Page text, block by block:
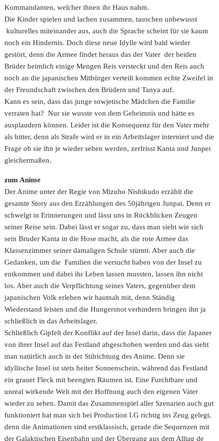
Kommandanten, welcher ihnen ihr Haus nahm.
Die Kinder spielen und lachen zusammen, tauschen unbewusst
kulturelles miteinander aus, auch die Sprache scheint für sie kaum
noch ein Hindernis. Doch diese neue Idylle wird bald wieder
gestört, denn die Armee findet heraus das der Vater der beiden
Brüder heimlich einige Mengen Reis versteckt und den Reis auch
noch an die japanischen Mitbürger verteilt kommen echte Zweifel in
der Freundschaft zwischen den Brüdern und Tanya auf.
Kann es sein, dass das junge sowjetische Mädchen die Familie
verraten hat? Nur sie wusste von dem Geheimnis und hätte es
ausplaudern können. Leider ist die Konsequenz für den Vater mehr
als bitter, denn als Strafe wird er in ein Arbeitslager interniert und die
Frage ob sie ihn je wieder sehen werden, zerfrisst Kanta und Junpei
gleichermaßen.
zum Anime
Der Anime unter der Regie von Mizuho Nishikudo erzählt die
gesamte Story aus den Erzählungen des 50jährigen Junpai. Denn er
schwelgt in Erinnerungen und lässt uns in Rückblicken Zeugen
seiner Reise sein. Dabei lässt er sogar zu, dass man sieht wie sich
sein Bruder Kanta in die Hose macht, als die rote Armee das
Klassenzimmer seiner damaligen Schule stürmt. Aber auch die
Gedanken, um die Familien die versucht haben von der Insel zu
entkommen und dabei ihr Leben lassen mussten, lassen ihn nicht
los. Aber auch die Verpflichtung seines Vaters, gegenüber dem
japanischen Volk erleben wir hautnah mit, denn Ständig
Wiederstand leisten und die Hungersnot verhindern bringen ihn ja
schließlich in das Arbeitslager.
Schließlich Gipfelt der Konflikt auf der Insel darin, dass die Japaner
von ihrer Insel auf das Festland abgeschoben werden und das sieht
man natürlich auch in der Stilrichtung des Anime. Denn sie
idyllische Insel ist stets heiter Sonnenschein, während das Festland
ein grauer Fleck mit beengten Räumen ist. Eine Furchtbare und
unreal wirkende Welt mit der Hoffnung auch den eigenen Vater
wieder zu sehen. Damit das Zusammenspiel aller Szenarien auch gut
funktioniert hat man sich bei Production I.G richtig ins Zeug gelegt,
denn die Animationen sind erstklassisch, gerade die Sequenzen mit
der Galaktischen Eisenbahn und der Übergang aus dem Alltag de